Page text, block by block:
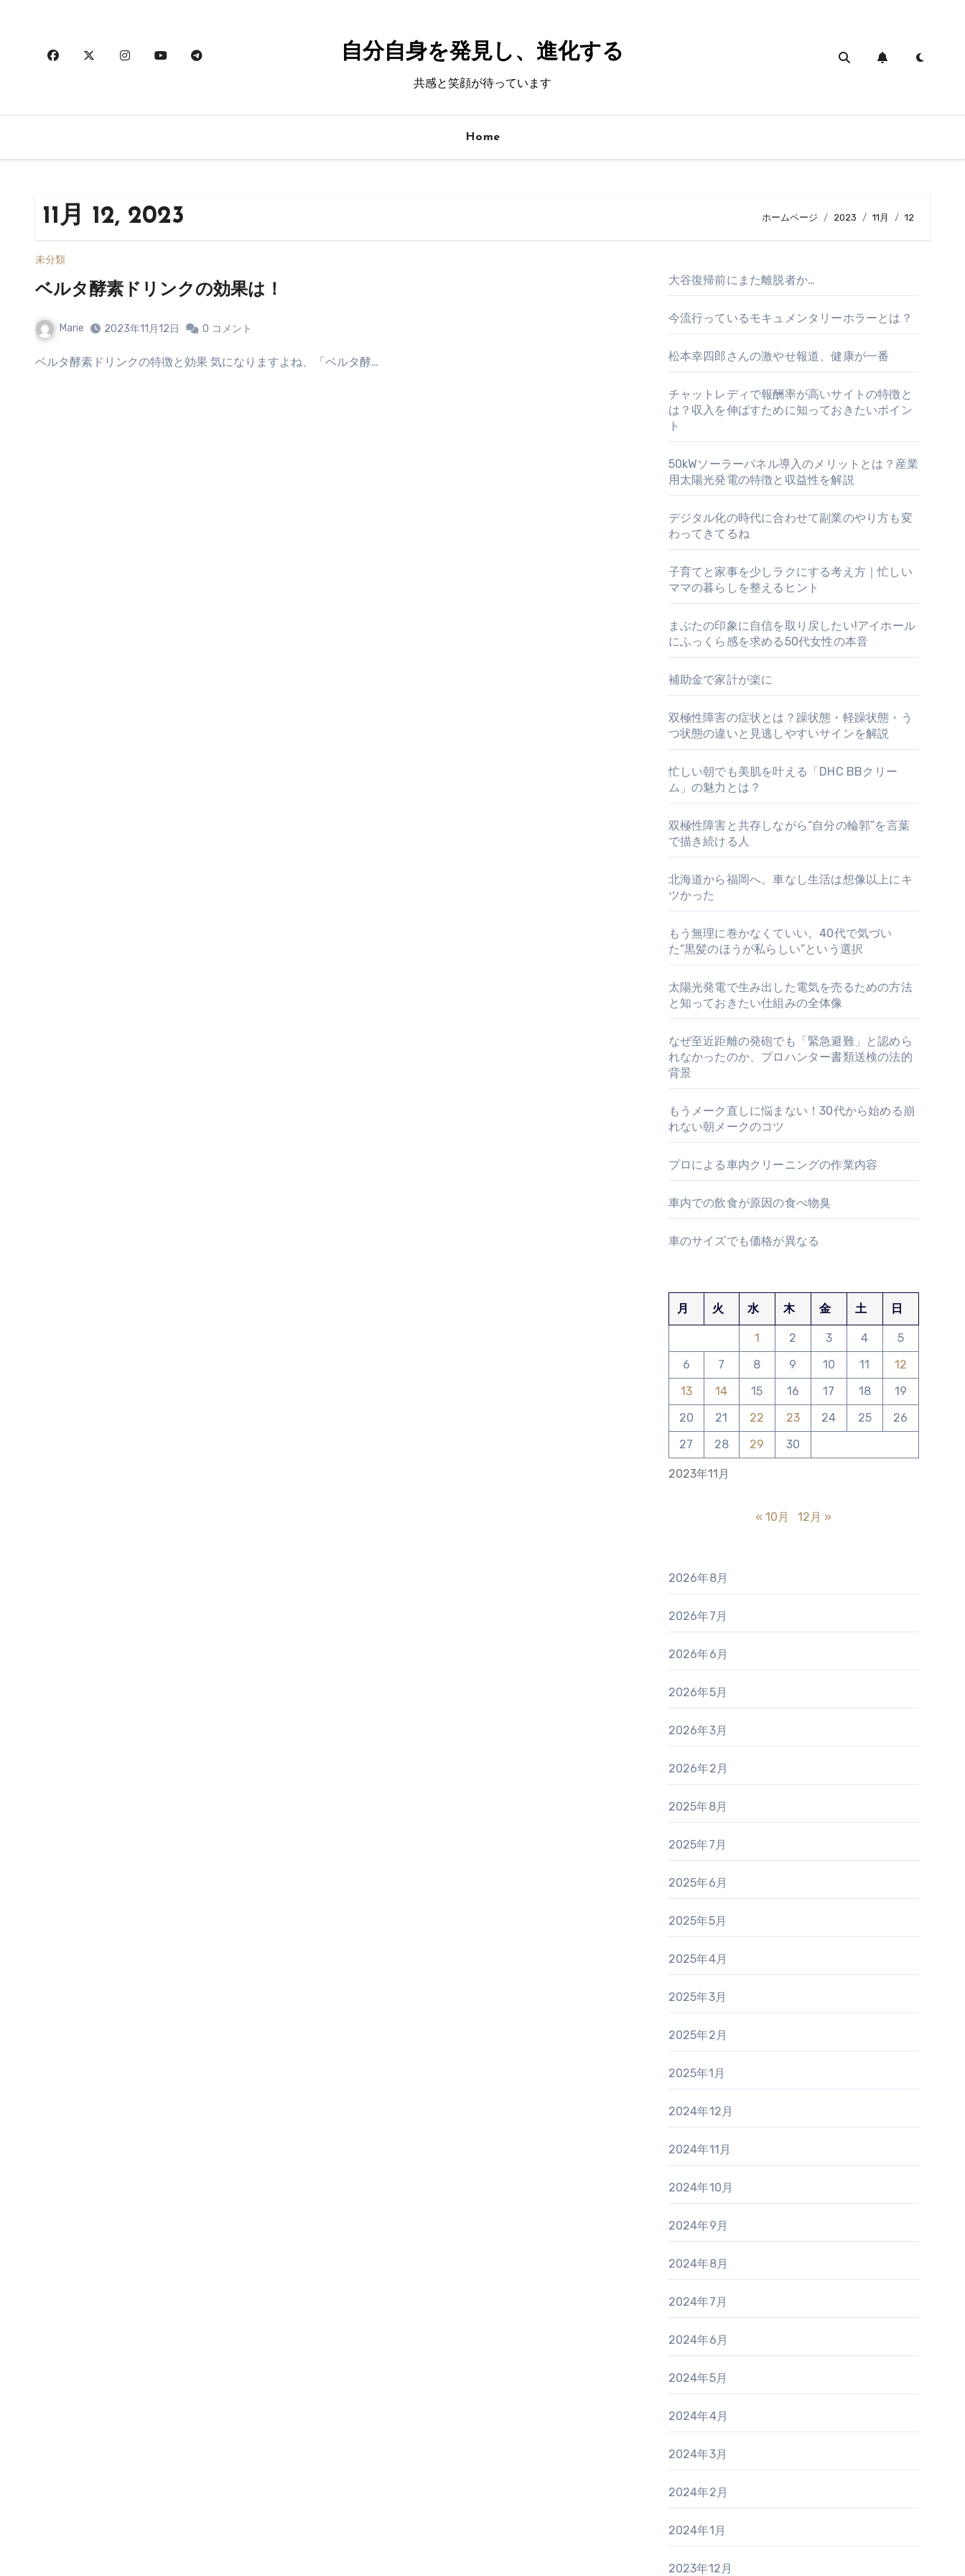
自分自身を発見し、進化する
共感と笑顔が待っています
Home
11月 12, 2023 ホームページ 2023 11月 12
未分類
ベルタ酵素ドリンクの効果は！
Marie 2023年11月12日 0 コメント
ベルタ酵素ドリンクの特徴と効果 気になりますよね、「ベルタ酵…
大谷復帰前にまた離脱者か…
今流行っているモキュメンタリーホラーとは？
松本幸四郎さんの激やせ報道、健康が一番
チャットレディで報酬率が高いサイトの特徴と
は？収入を伸ばすために知っておきたいポイン
ト
50kWソーラーパネル導入のメリットとは？産業
用太陽光発電の特徴と収益性を解説
デジタル化の時代に合わせて副業のやり方も変
わってきてるね
子育てと家事を少しラクにする考え方｜忙しい
ママの暮らしを整えるヒント
まぶたの印象に自信を取り戻したい!アイホール
にふっくら感を求める50代女性の本音
補助金で家計が楽に
双極性障害の症状とは？躁状態・軽躁状態・う
つ状態の違いと見逃しやすいサインを解説
忙しい朝でも美肌を叶える「DHC BBクリー
ム」の魅力とは？
双極性障害と共存しながら“自分の輪郭”を言葉
で描き続ける人
北海道から福岡へ。車なし生活は想像以上にキ
ツかった
もう無理に巻かなくていい。40代で気づい
た“黒髪のほうが私らしい”という選択
太陽光発電で生み出した電気を売るための方法
と知っておきたい仕組みの全体像
なぜ至近距離の発砲でも「緊急避難」と認めら
れなかったのか、プロハンター書類送検の法的
背景
もうメーク直しに悩まない！30代から始める崩
れない朝メークのコツ
プロによる車内クリーニングの作業内容
車内での飲食が原因の食べ物臭
車のサイズでも価格が異なる
2023年11月
月 火 水 木 金 土 日
1 2 3 4
5
6
7 8 9 10 11
12
13
14 15 16 17 18
19
20
21 22 23 24 25
26
27
28 29 30
« 10月 12月 »
2026年8月
2026年7月
2026年6月
2026年5月
2026年3月
2026年2月
2025年8月
2025年7月
2025年6月
2025年5月
2025年4月
2025年3月
2025年2月
2025年1月
2024年12月
2024年11月
2024年10月
2024年9月
2024年8月
2024年7月
2024年6月
2024年5月
2024年4月
2024年3月
2024年2月
2024年1月
2023年12月